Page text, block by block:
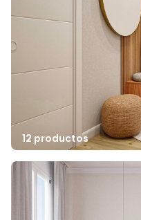
12 productos